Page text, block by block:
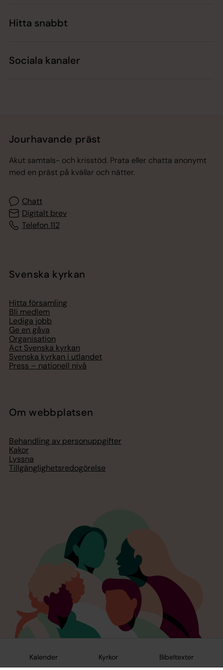
Kalender Kyrkor Bibeltexter
Hitta snabbt
Sociala kanaler
Jourhavande präst
Akut samtals- och krisstöd. Prata eller chatta anonymt
med en präst på kvällar och nätter.
Chatt
Digitalt brev
Telefon 112
Svenska kyrkan
Hitta församling
Bli medlem
Lediga jobb
Ge en gåva
Organisation
Act Svenska kyrkan
Svenska kyrkan i utlandet
Press – nationell nivå
Om webbplatsen
Behandling av personuppgifter
Kakor
Lyssna
Tillgänglighetsredogörelse